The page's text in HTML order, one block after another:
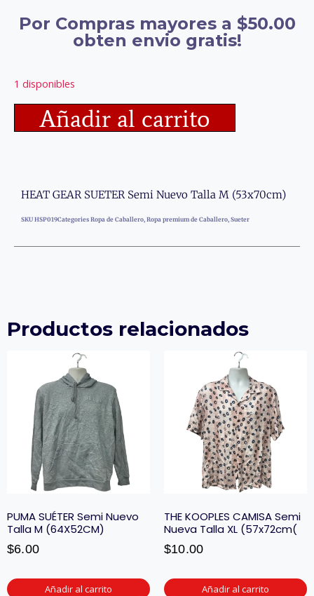
Por Compras mayores a $50.00
obten envio gratis!
1 disponibles
Añadir al carrito
HEAT GEAR SUETER Semi Nuevo Talla M (53x70cm)
SKU HSP019Categories Ropa de Caballero, Ropa premium de Caballero, Sueter
Productos relacionados
PUMA SUÉTER Semi Nuevo
Talla M (64X52CM)
$6.00
Añadir al carrito
THE KOOPLES CAMISA Semi
Nueva Talla XL (57x72cm(
$10.00
Añadir al carrito